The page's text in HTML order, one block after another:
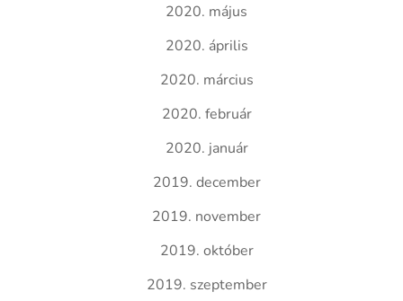
2020. május
2020. április
2020. március
2020. február
2020. január
2019. december
2019. november
2019. október
2019. szeptember